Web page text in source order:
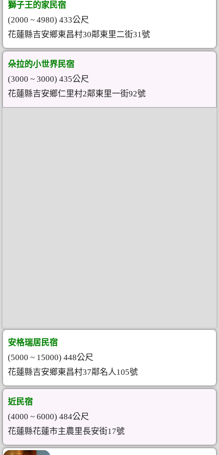
獅子王的家民宿
(2000 ~ 4980) 433公尺
花蓮縣吉安鄉東昌村30鄰東里二街31號
朵拉的小世界民宿
(3000 ~ 3000) 435公尺
花蓮縣吉安鄉仁里村2鄰東里一街92號
安格瑞居民宿
(5000 ~ 15000) 448公尺
花蓮縣吉安鄉東昌村37鄰名人105號
近民宿
(4000 ~ 6000) 484公尺
花蓮縣花蓮市主農里長安街17號